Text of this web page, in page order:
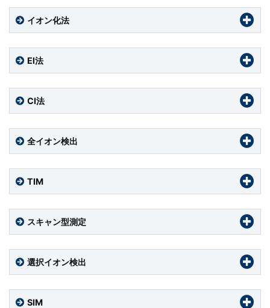
イオン化法
El法
CI法
全イオン検出
TIM
スキャン型測定
選択イオン検出
SIM